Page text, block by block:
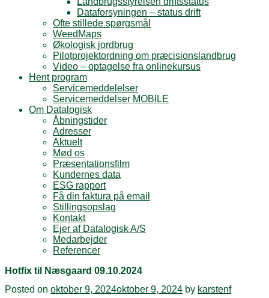
Dataforsyningen – status drift
Ofte stillede spørgsmål
WeedMaps
Økologisk jordbrug
Pilotprojektordning om præcisionslandbrug
Video – optagelse fra onlinekursus
Hent program
Servicemeddelelser
Servicemeddelser MOBILE
Om Datalogisk
Åbningstider
Adresser
Aktuelt
Mød os
Præsentationsfilm
Kundernes data
ESG rapport
Få din faktura på email
Stillingsopslag
Kontakt
Ejer af Datalogisk A/S
Medarbejder
Referencer
Hotfix til Næsgaard 09.10.2024
Posted on oktober 9, 2024oktober 9, 2024 by karstenf